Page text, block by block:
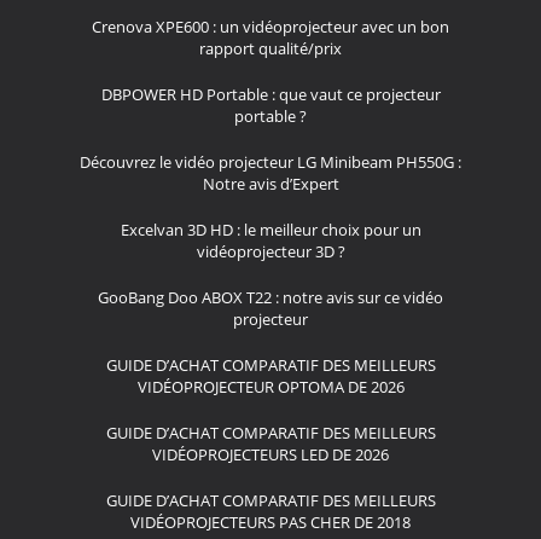
Crenova XPE600 : un vidéoprojecteur avec un bon
rapport qualité/prix
DBPOWER HD Portable : que vaut ce projecteur
portable ?
Découvrez le vidéo projecteur LG Minibeam PH550G :
Notre avis d’Expert
Excelvan 3D HD : le meilleur choix pour un
vidéoprojecteur 3D ?
GooBang Doo ABOX T22 : notre avis sur ce vidéo
projecteur
GUIDE D’ACHAT COMPARATIF DES MEILLEURS
VIDÉOPROJECTEUR OPTOMA DE 2026
GUIDE D’ACHAT COMPARATIF DES MEILLEURS
VIDÉOPROJECTEURS LED DE 2026
GUIDE D’ACHAT COMPARATIF DES MEILLEURS
VIDÉOPROJECTEURS PAS CHER DE 2018